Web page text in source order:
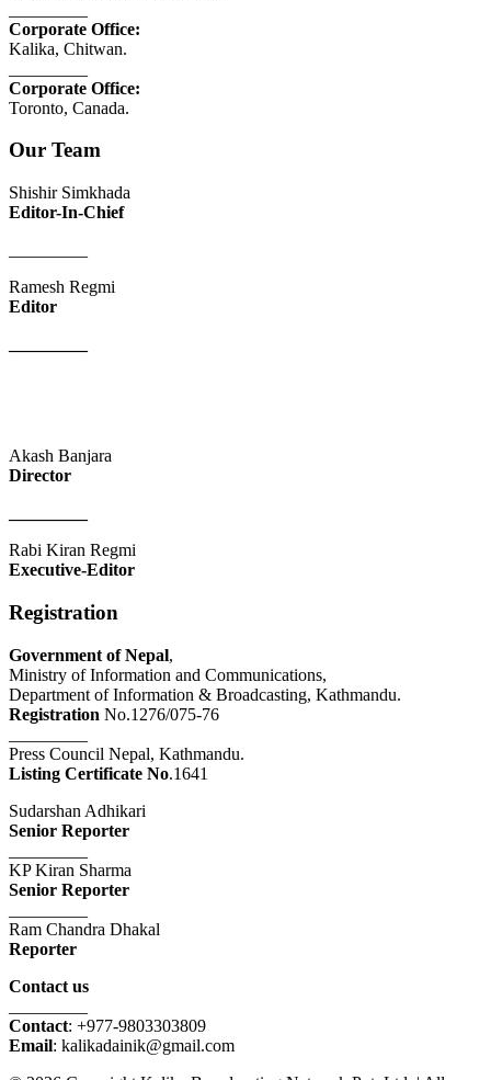
Corporate Office:
Kalika, Chitwan.
Corporate Office:
Toronto, Canada.
Our Team
Shishir Simkhada
Editor-In-Chief
Ramesh Regmi
Editor
Akash Banjara
Director
Rabi Kiran Regmi
Executive-Editor
Registration
Government of Nepal,
Ministry of Information and Communications,
Department of Information & Broadcasting, Kathmandu.
Registration No.1276/075-76
Press Council Nepal, Kathmandu.
Listing Certificate No.1641
Sudarshan Adhikari
Senior Reporter
KP Kiran Sharma
Senior Reporter
Ram Chandra Dhakal
Reporter
Contact us
Contact: +977-9803303809
Email: kalikadainik@gmail.com